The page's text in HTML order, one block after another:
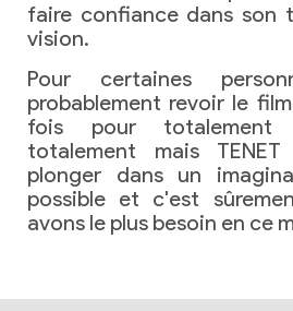
faire confiance dans son
vision.
Pour certaines
probablement revoir le
fois pour totalement
totalement mais
plonger dans un
possible et c'est
avons le plus besoin en ce